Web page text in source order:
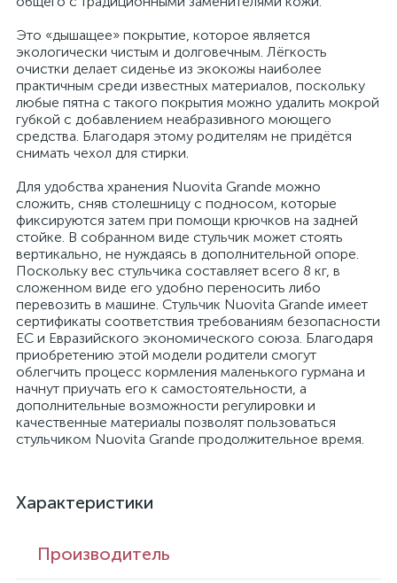
Это «дышащее» покрытие, которое является
экологически чистым и долговечным. Лёгкость
очистки делает сиденье из экокожы наиболее
практичным среди известных материалов, поскольку
любые пятна с такого покрытия можно удалить мокрой
губкой с добавлением неабразивного моющего
средства. Благодаря этому родителям не придётся
снимать чехол для стирки.
Для удобства хранения Nuovita Grande можно
сложить, сняв столешницу с подносом, которые
фиксируются затем при помощи крючков на задней
стойке. В собранном виде стульчик может стоять
вертикально, не нуждаясь в дополнительной опоре.
Поскольку вес стульчика составляет всего 8 кг, в
сложенном виде его удобно переносить либо
перевозить в машине. Стульчик Nuovita Grande имеет
сертификаты соответствия требованиям безопасности
ЕС и Евразийского экономического союза. Благодаря
приобретению этой модели родители смогут
облегчить процесс кормления маленького гурмана и
начнут приучать его к самостоятельности, а
дополнительные возможности регулировки и
качественные материалы позволят пользоваться
стульчиком Nuovita Grande продолжительное время.
Характеристики
Производитель